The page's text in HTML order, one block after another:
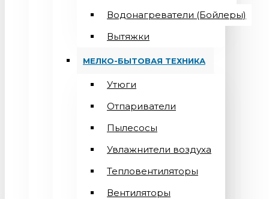
Водонагреватели (Бойлеры)
Вытяжки
МЕЛКО-БЫТОВАЯ ТЕХНИКА
Утюги
Отпариватели
Пылесосы
Увлажнители воздуха
Тепловентиляторы
Вентиляторы